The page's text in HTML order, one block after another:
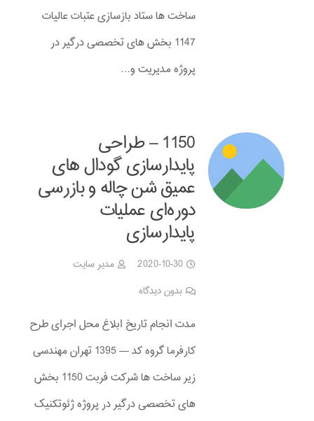
ساخت ها ستاد بازسازی عتبات عالیات
1147 بخش های تخصصی درگیر در
پروژه مدیریت و…
1150 – طراحی
پایدارسازی گودال های
عمیق شن چاله و بازرسی
دوره‌ای عملیات
پایدارسازی
2020-10-30
مدیر سایت
بدون دیدگاه
مدت انجام تاریخ ابلاغ محل اجرای طرح
کارفرما گروه کد — 1395 تهران مهندسی
زیر ساخت ها شرکت فربت 1150 بخش
های تخصصی درگیر در پروژه ژئوتکنیک